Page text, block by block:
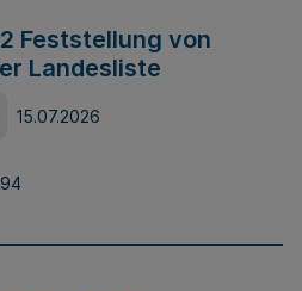
Feststellung von
Landesliste
15.07.2026